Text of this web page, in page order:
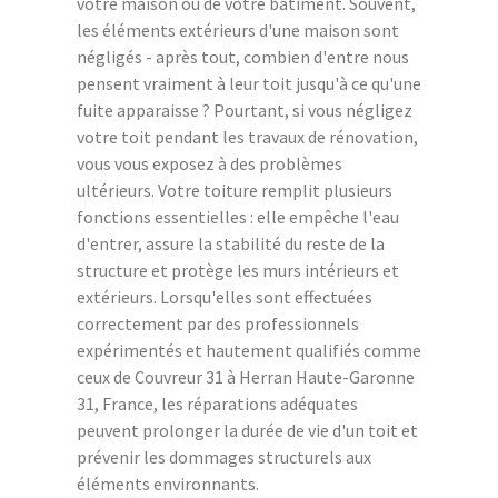
les éléments extérieurs d'une maison sont
négligés - après tout, combien d'entre nous
pensent vraiment à leur toit jusqu'à ce qu'une
fuite apparaisse ? Pourtant, si vous négligez
votre toit pendant les travaux de rénovation,
vous vous exposez à des problèmes
ultérieurs. Votre toiture remplit plusieurs
fonctions essentielles : elle empêche l'eau
d'entrer, assure la stabilité du reste de la
structure et protège les murs intérieurs et
extérieurs. Lorsqu'elles sont effectuées
correctement par des professionnels
expérimentés et hautement qualifiés comme
ceux de Couvreur 31 à Herran Haute-Garonne
31, France, les réparations adéquates
peuvent prolonger la durée de vie d'un toit et
prévenir les dommages structurels aux
éléments environnants.